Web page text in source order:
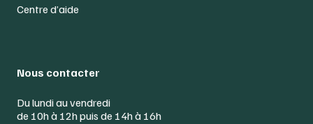
Centre d’aide
Nous contacter
Du lundi au vendredi
de 10h à 12h puis de 14h à 16h